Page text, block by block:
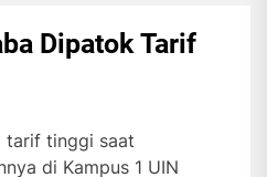
Dipatok Tarif
tarif tinggi saat
di Kampus 1 UIN